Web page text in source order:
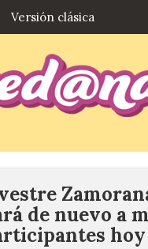
Versión clásica
de nuevo a
hoy